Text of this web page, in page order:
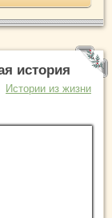
история
Истории из жизни